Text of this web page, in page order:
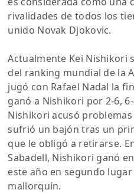
rivalidades de todos los
unido Novak Djokovic.
Actualmente Kei Nishikori
del ranking mundial de la
jugó con Rafael Nadal la
ganó a Nishikori por 2-6,
Nishikori acusó
sufrió un bajón tras un
que le obligó a retirarse.
Sabadell, Nishikori ganó
este año en segundo
mallorquín.